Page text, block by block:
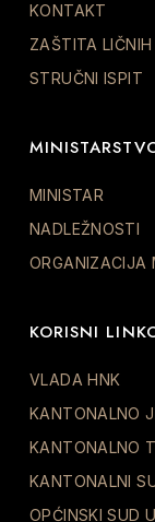
KONTAKT
ZAŠTITA
STRUČNI ISPIT
MINISTAR
NADLEŽNOSTI
ORGANIZACIJA
KORISNI
VLADA HNK
KANTONALNO
KANTONALNO
KANTONALNI
OPĆINSKI SUD